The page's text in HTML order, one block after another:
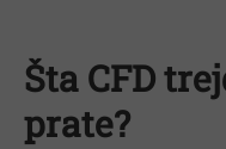
Šta CFD
prate?